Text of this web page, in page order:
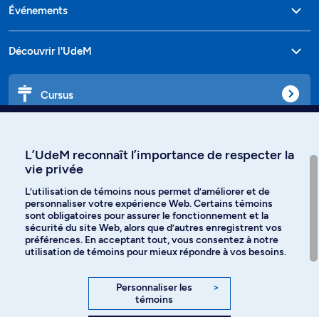
Événements
Découvrir l'UdeM
Cursus
Langues
Facebook Instagram
YouTube
L’UdeM reconnaît l’importance de respecter la
vie privée
L’utilisation de témoins nous permet d’améliorer et de
personnaliser votre expérience Web. Certains témoins
sont obligatoires pour assurer le fonctionnement et la
sécurité du site Web, alors que d’autres enregistrent vos
préférences. En acceptant tout, vous consentez à notre
utilisation de témoins pour mieux répondre à vos besoins.
Personnaliser les
témoins
>